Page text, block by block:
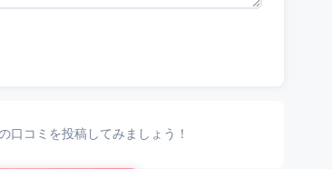
口コミを投稿してみましょう！